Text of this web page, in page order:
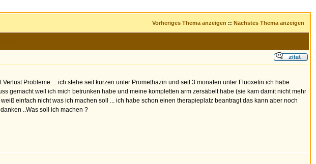
Vorheriges Thema anzeigen :: Nächstes Thema anzeigen
Probleme ... ich stehe seit kurzen unter Promethazin und seit 3 monaten unter Fluoxetin ich habe
gemacht weil ich mich betrunken habe und meine kompletten arm zersäbelt habe (sie kam damit nicht mehr
einfach nicht was ich machen soll ... ich habe schon einen therapieplatz beantragt das kann aber noch
..Was soll ich machen ?